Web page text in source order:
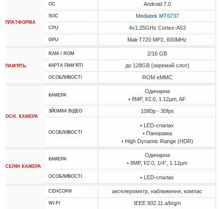
ПЛАТФОРМА
ОС Android 7.0
SOC Mediatek MT6737
CPU 4x1.25GHz Cortex-A53
GPU Mali-T720 MP2, 600MHz
ПАМ'ЯТЬ
RAM / ROM 2/16 GB
КАРТА ПАМ'ЯТІ до 128GB (окремий слот)
ОСОБЛИВОСТІ ROM eMMC
ОСН. КАМЕРА
КАМЕРА
Одинарна
• 8MP, f/2.0, 1.12µm, AF
ЗЙОМКА ВІДЕО 1080p - 30fps
ОСОБЛИВОСТІ
• LED-спалах
• Панорама
• High Dynamic Range (HDR)
СЕЛФІ КАМЕРА
КАМЕРА
Одинарна
• 8MP, f/2.0, 1/4", 1.12µm
ОСОБЛИВОСТІ • LED-спалах
СЕНСОРИ акселерометр, наближення, компас
WI-FI IEEE 802.11 a/b/g/n